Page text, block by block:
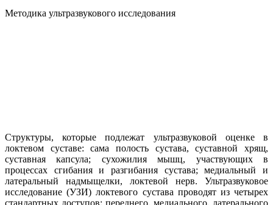
Методика ультразвукового исследования
Структуры, которые подлежат ультразвуковой оценке в
локтевом суставе: сама полость сустава, суставной хрящ,
суставная капсула; сухожилия мышц, участвующих в
процессах сгибания и разгибания сустава; медиальный и
латеральный надмыщелки, локтевой нерв. Ультразвуковое
исследование (УЗИ) локтевого сустава проводят из четырех
стандартных доступов: переднего, медиального, латерального